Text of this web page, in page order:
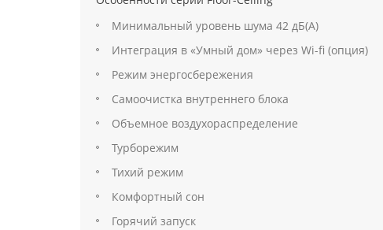
Минимальный уровень шума 42 дБ(А)
Интеграция в «Умный дом» через Wi-fi (опция)
Режим энергосбережения
Самоочистка внутреннего блока
Объемное воздухораспределение
Турборежим
Тихий режим
Комфортный сон
Горячий запуск